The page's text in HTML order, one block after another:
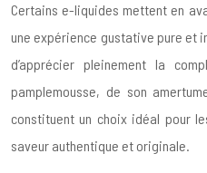
Certains e-liquides mettent en
une expérience gustative pure et
d’apprécier pleinement la
pamplemousse, de son
constituent un choix idéal pour
saveur authentique et originale.